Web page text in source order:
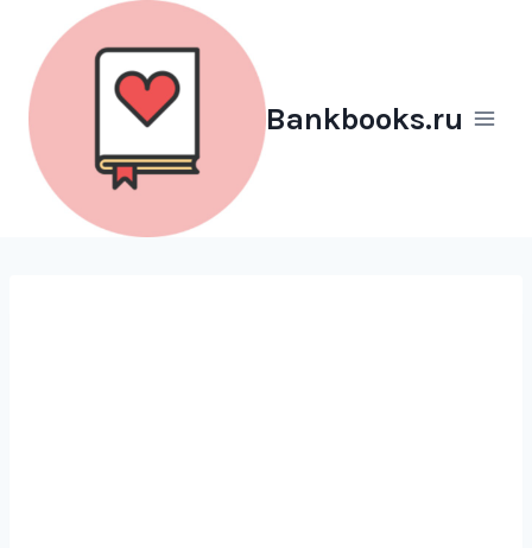
Перейти
содержимому
Bankbooks.ru